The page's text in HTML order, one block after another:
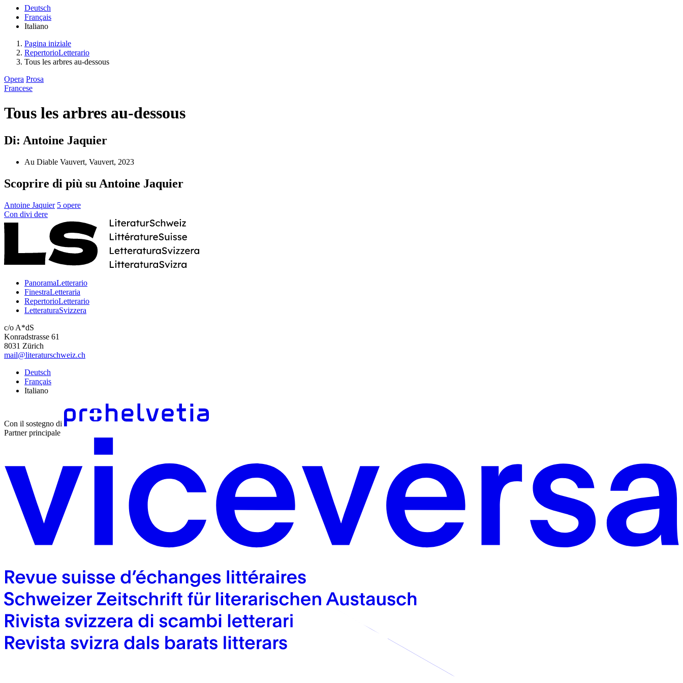
Deutsch
Français
Italiano
Pagina iniziale
RepertorioLetterario
Tous les arbres au-dessous
Opera Prosa
Francese
Tous les arbres au-dessous
Di: Antoine Jaquier
Au Diable Vauvert, Vauvert, 2023
Scoprire di più su Antoine Jaquier
Antoine Jaquier 5 opere
Con divi dere
PanoramaLetterario
FinestraLetteraria
RepertorioLetterario
LetteraturaSvizzera
c/o A*dS
Konradstrasse 61
8031 Zürich
mail@literaturschweiz.ch
Deutsch
Français
Italiano
Con il sostegno di
Partner principale